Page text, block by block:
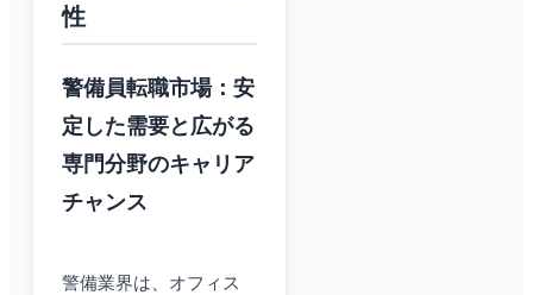
性
警備員転職市場：安
定した需要と広がる
専門分野のキャリア
チャンス
警備業界は、オフィス